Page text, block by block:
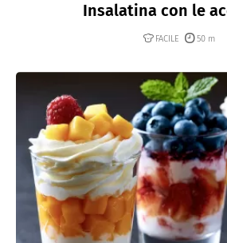
Insalatina con le
FACILE 50 m